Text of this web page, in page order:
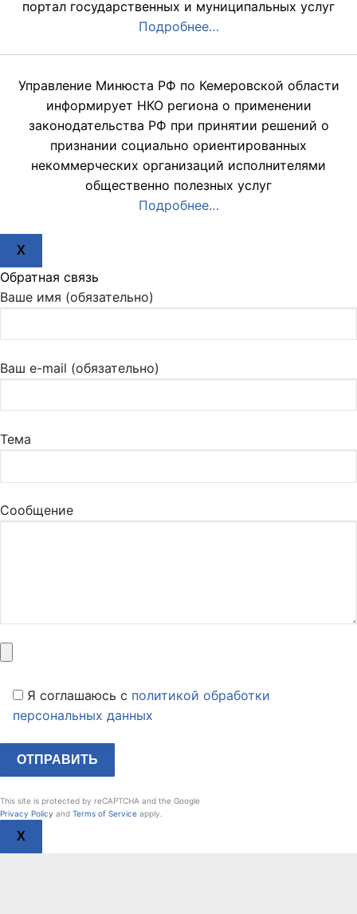
портал государственных и муниципальных услуг
Подробнее…
Управление Минюста РФ по Кемеровской области
информирует НКО региона о применении
законодательства РФ при принятии решений о
признании социально ориентированных
некоммерческих организаций исполнителями
общественно полезных услуг
Подробнее…
X
Обратная связь
Ваше имя (обязательно)
Ваш e-mail (обязательно)
Тема
Сообщение
Я соглашаюсь c политикой обработки
персональных данных
This site is protected by reCAPTCHA and the Google
Privacy Policy and Terms of Service apply.
X